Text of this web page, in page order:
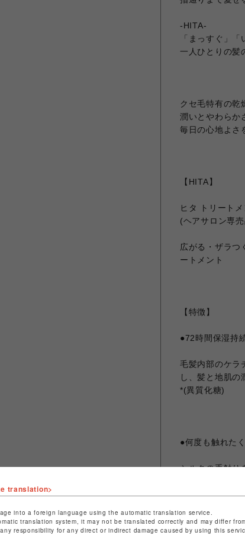
-HITA-
「まっすぐ」
一人ひとりの髪
クセ毛特有の乾
潤いとやわらか
毎日の心地よさ
【HITA】
ヒタ トリート
(ヘアサロン専
広がる・ザラつ
ートメント
【特徴】
●72時間保湿持
毛髪内部のケラ
し、髪と地肌の
*(異質化糖)
●何度も触れた
シルクの手触り
たなめらかな
て、トリートメ
translation>
into a foreign language using the automatic translation service.
translation system, it may not be translated correctly and may differ
responsibility for any direct or indirect damage caused by using this